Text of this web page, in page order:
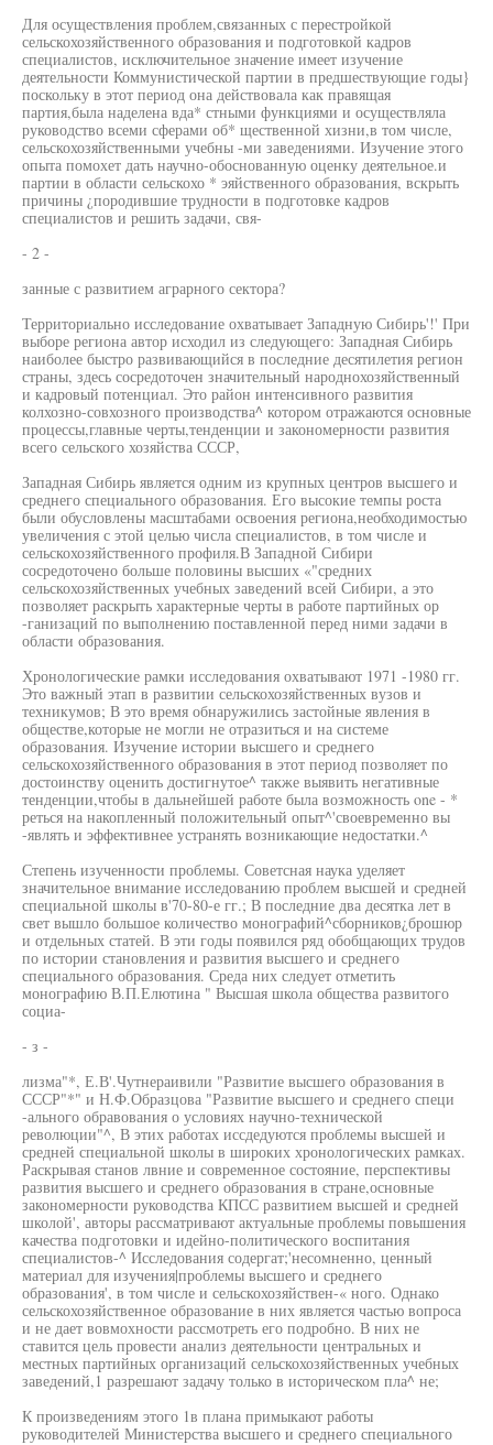
Для осуществления проблем,связанных с перестройкой
сельскохозяйственного образования и подготовкой кадров
специалистов, исключительное значение имеет изучение
деятельности Коммунистической партии в предшествующие годы}
поскольку в этот период она действовала как правящая
партия,была наделена вда* стными функциями и осуществляла
руководство всеми сферами об* щественной хизни,в том числе,
сельскохозяйственными учебны -ми заведениями. Изучение этого
опыта помохет дать научно-обоснованную оценку деятельное.и
партии в области сельскохо * эяйственного образования, вскрыть
причины ¿породившие трудности в подготовке кадров
специалистов и решить задачи, свя-
- 2 -
занные с развитием аграрного сектора?
Территориально исследование охватывает Западную Сибирь'!' При
выборе региона автор исходил из следующего: Западная Сибирь
наиболее быстро развивающийся в последние десятилетия регион
страны, здесь сосредоточен значительный народнохозяйственный
и кадровый потенциал. Это район интенсивного развития
колхозно-совхозного производства^ котором отражаются основные
процессы,главные черты,тенденции и закономерности развития
всего сельского хозяйства СССР,
Западная Сибирь является одним из крупных центров высшего и
среднего специального образования. Его высокие темпы роста
были обусловлены масштабами освоения региона,необходимостью
увеличения с этой целью числа специалистов, в том числе и
сельскохозяйственного профиля.В Западной Сибири
сосредоточено больше половины высших «"средних
сельскохозяйственных учебных заведений всей Сибири, а это
позволяет раскрыть характерные черты в работе партийных ор
-ганизаций по выполнению поставленной перед ними задачи в
области образования.
Хронологические рамки исследования охватывают 1971 -1980 гг.
Это важный этап в развитии сельскохозяйственных вузов и
техникумов; В это время обнаружились застойные явления в
обществе,которые не могли не отразиться и на системе
образования. Изучение истории высшего и среднего
сельскохозяйственного образования в этот период позволяет по
достоинству оценить достигнутое^ также выявить негативные
тенденции,чтобы в дальнейшей работе была возможность one - *
реться на накопленный положительный опыт^'своевременно вы
-являть и эффективнее устранять возникающие недостатки.^
Степень изученности проблемы. Советсная наука уделяет
значительное внимание исследованию проблем высшей и средней
специальной школы в'70-80-е гг.; В последние два десятка лет в
свет вышло большое количество монографий^сборников¿брошюр
и отдельных статей. В эти годы появился ряд обобщающих трудов
по истории становления и развития высшего и среднего
специального образования. Среда них следует отметить
монографию В.П.Елютина " Высшая школа общества развитого
социа-
- з -
лизма"*, Е.В'.Чутнераивили "Развитие высшего образования в
СССР"*" и Н.Ф.Образцова "Развитие высшего и среднего специ
-ального обравования о условиях научно-технической
революции"^, В этих работах иссдедуются проблемы высшей и
средней специальной школы в широких хронологических рамках.
Раскрывая станов лвние и современное состояние, перспективы
развития высшего и среднего образования в стране,основные
закономерности руководства КПСС развитием высшей и средней
школой', авторы рассматривают актуальные проблемы повышения
качества подготовки и идейно-политического воспитания
специалистов-^ Исследования содергат;'несомненно, ценный
материал для изучения|проблемы высшего и среднего
образования', в том числе и сельскохозяйствен-« ного. Однако
сельскохозяйственное образование в них является частью вопроса
и не дает вовмохности рассмотреть его подробно. В них не
ставится цель провести анализ деятельности центральных и
местных партийных организаций сельскохозяйственных учебных
заведений,1 разрешают задачу только в историческом пла^ не;
К произведениям этого 1в плана примыкают работы
руководителей Министерства высшего и среднего специального